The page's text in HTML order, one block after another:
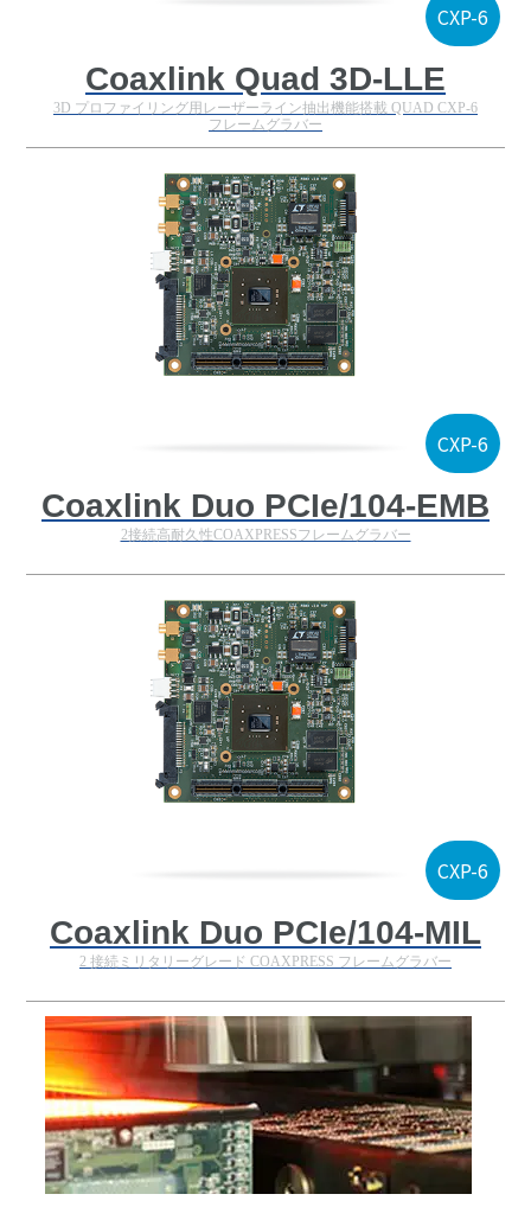
CXP-6
Coaxlink Quad 3D-LLE
3D プロファイリング用レーザーライン抽出機能搭載 QUAD CXP-6
フレームグラバー
CXP-6
Coaxlink Duo PCIe/104-EMB
2接続高耐久性COAXPRESSフレームグラバー
CXP-6
Coaxlink Duo PCIe/104-MIL
2 接続ミリタリーグレード COAXPRESS フレームグラバー